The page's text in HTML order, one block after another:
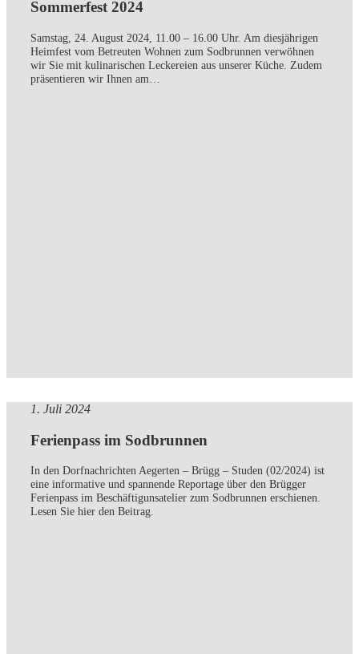
Sommerfest 2024
Samstag, 24. August 2024, 11.00 – 16.00 Uhr. Am diesjährigen
Heimfest vom Betreuten Wohnen zum Sodbrunnen verwöhnen
wir Sie mit kulinarischen Leckereien aus unserer Küche. Zudem
präsentieren wir Ihnen am…
1. Juli 2024
Ferienpass im Sodbrunnen
In den Dorfnachrichten Aegerten – Brügg – Studen (02/2024) ist
eine informative und spannende Reportage über den Brügger
Ferienpass im Beschäftigunsatelier zum Sodbrunnen erschienen.
Lesen Sie hier den Beitrag.